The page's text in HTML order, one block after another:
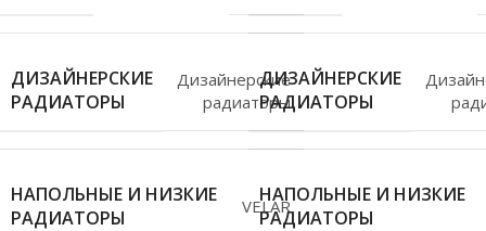
ДИЗАЙНЕРСКИЕ
РАДИАТОРЫ
Дизайнерские
радиаторы
НАПОЛЬНЫЕ И НИЗКИЕ
РАДИАТОРЫ
VELAR
ДИЗАЙНЕРСКИЕ
РАДИАТОРЫ
НАПОЛЬНЫЕ И НИЗКИЕ
РАДИАТОРЫ